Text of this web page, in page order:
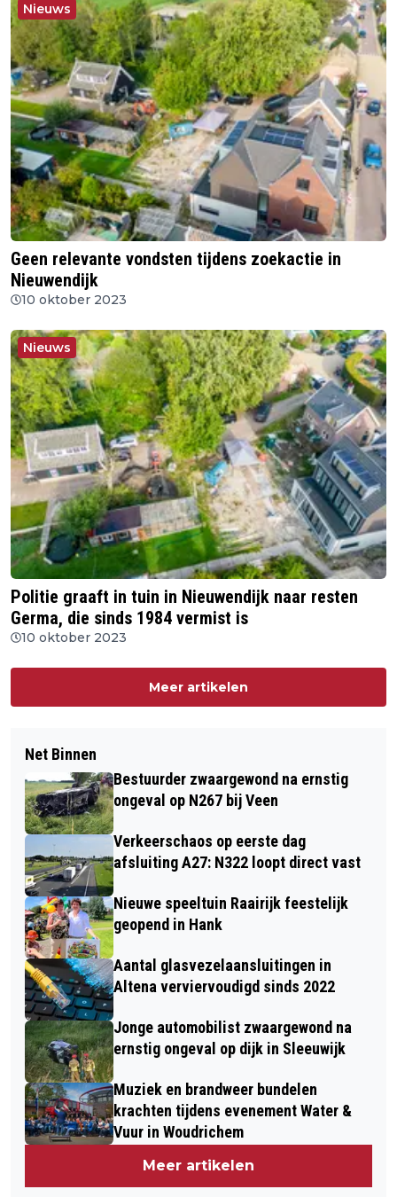
Nieuws
Geen relevante vondsten tijdens zoekactie in
Nieuwendijk
10 oktober 2023
Nieuws
Politie graaft in tuin in Nieuwendijk naar resten
Germa, die sinds 1984 vermist is
10 oktober 2023
Meer artikelen
Net Binnen
Bestuurder zwaargewond na ernstig
ongeval op N267 bij Veen
Verkeerschaos op eerste dag
afsluiting A27: N322 loopt direct vast
Nieuwe speeltuin Raairijk feestelijk
geopend in Hank
Aantal glasvezelaansluitingen in
Altena verviervoudigd sinds 2022
Jonge automobilist zwaargewond na
ernstig ongeval op dijk in Sleeuwijk
Muziek en brandweer bundelen
krachten tijdens evenement Water &
Vuur in Woudrichem
Meer artikelen